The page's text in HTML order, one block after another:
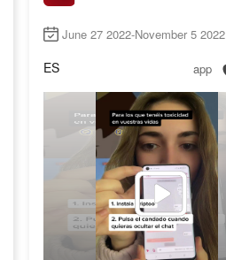
June 27 2022-November 5 2022
ES app